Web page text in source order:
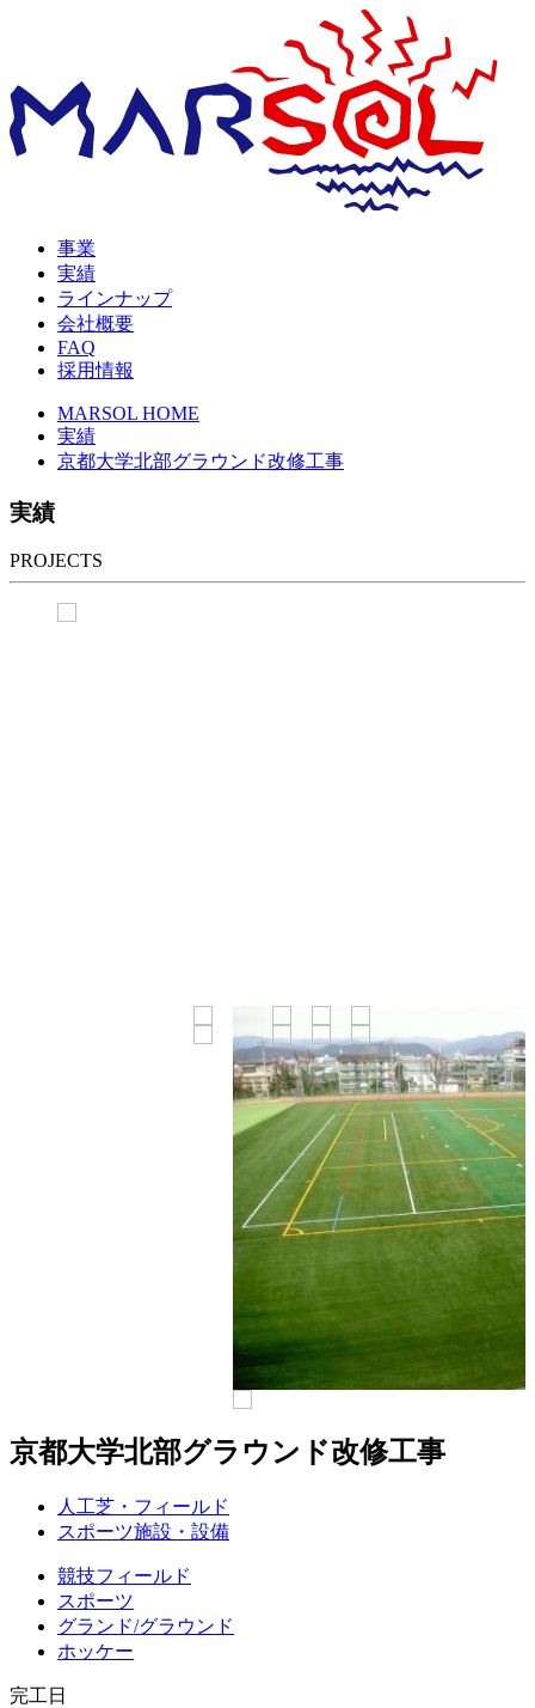
事業
実績
ラインナップ
会社概要
FAQ
採用情報
MARSOL HOME
実績
京都大学北部グラウンド改修工事
実績
PROJECTS
京都大学北部グラウンド改修工事
人工芝・フィールド
スポーツ施設・設備
競技フィールド
スポーツ
グランド/グラウンド
ホッケー
完工日